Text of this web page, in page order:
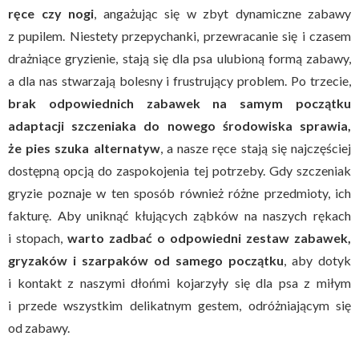
ręce czy nogi, angażując się w zbyt dynamiczne zabawy
z pupilem. Niestety przepychanki, przewracanie się i czasem
drażniące gryzienie, stają się dla psa ulubioną formą zabawy,
a dla nas stwarzają bolesny i frustrujący problem. Po trzecie,
brak odpowiednich zabawek na samym początku
adaptacji szczeniaka do nowego środowiska sprawia,
że pies szuka alternatyw, a nasze ręce stają się najczęściej
dostępną opcją do zaspokojenia tej potrzeby. Gdy szczeniak
gryzie poznaje w ten sposób również różne przedmioty, ich
fakturę. Aby uniknąć kłujących ząbków na naszych rękach
i stopach, warto zadbać o odpowiedni zestaw zabawek,
gryzaków i szarpaków od samego początku, aby dotyk
i kontakt z naszymi dłońmi kojarzyły się dla psa z miłym
i przede wszystkim delikatnym gestem, odróżniającym się
od zabawy.